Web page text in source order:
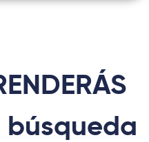
búsqueda